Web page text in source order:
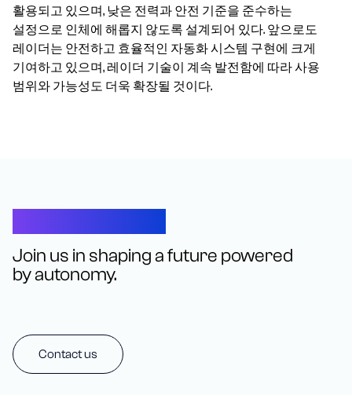
활용되고 있으며, 낮은 전력과 안전 기준을 준수하는
설정으로 인체에 해롭지 않도록 설계되어 있다. 앞으로도
레이더는 안전하고 효율적인 자동화 시스템 구현에 크게
기여하고 있으며, 레이더 기술이 계속 발전함에 따라 사용
범위와 가능성도 더욱 확장될 것이다.
Join us in shaping a future powered
by autonomy.
Contact us